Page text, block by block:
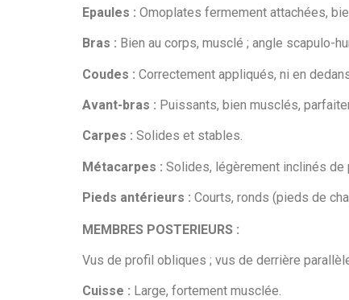
Epaules : Omoplates fermement attachées,
Bras : Bien au corps, musclé ; angle scapulo-
Coudes : Correctement appliqués, ni en
Avant-bras : Puissants, bien musclés,
Carpes : Solides et stables.
Métacarpes : Solides, légèrement inclinés de
Pieds antérieurs : Courts, ronds (pieds de
MEMBRES POSTERIEURS :
Vus de profil obliques ; vus de derrière
Cuisse : Large, fortement musclée.